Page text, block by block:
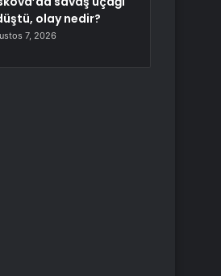
olay nedir?
7, 2026